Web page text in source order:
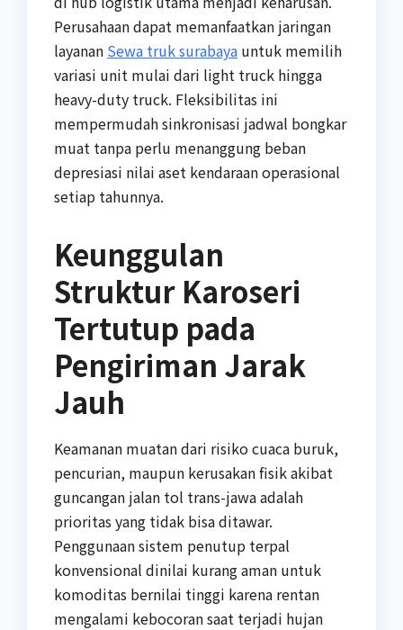
Perusahaan dapat memanfaatkan jaringan
layanan Sewa truk surabaya untuk memilih
variasi unit mulai dari light truck hingga
heavy-duty truck. Fleksibilitas ini
mempermudah sinkronisasi jadwal bongkar
muat tanpa perlu menanggung beban
depresiasi nilai aset kendaraan operasional
setiap tahunnya.
Keunggulan
Struktur Karoseri
Tertutup pada
Pengiriman Jarak
Jauh
Keamanan muatan dari risiko cuaca buruk,
pencurian, maupun kerusakan fisik akibat
guncangan jalan tol trans-jawa adalah
prioritas yang tidak bisa ditawar.
Penggunaan sistem penutup terpal
konvensional dinilai kurang aman untuk
komoditas bernilai tinggi karena rentan
mengalami kebocoran saat terjadi hujan